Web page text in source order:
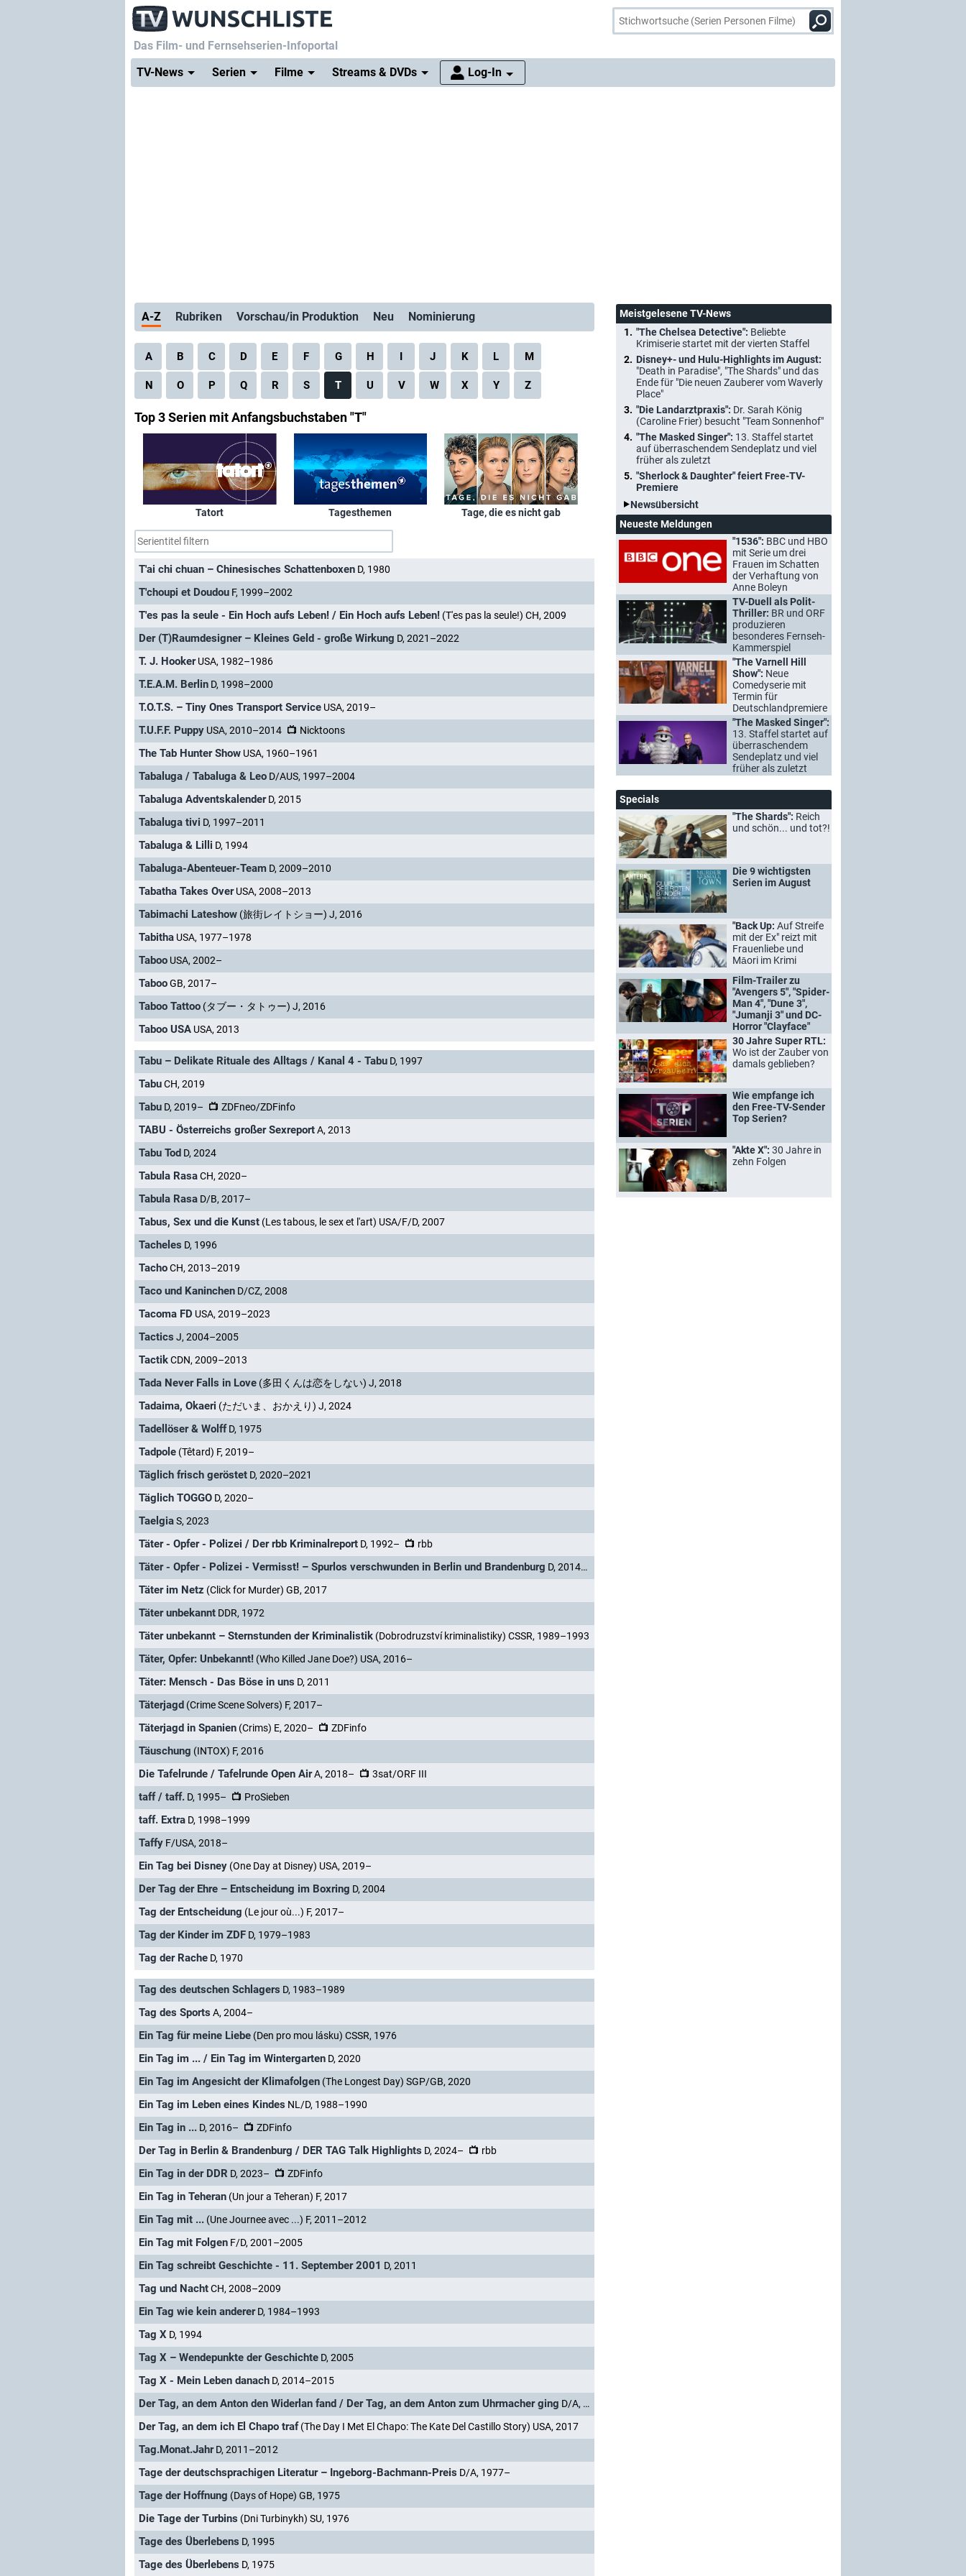
Das Film- und Fernsehserien-Infoportal
TV-News
Serien Filme Streams & DVDs Log-In
A-Z Rubriken Vorschau/in Produktion Neu Nominierung
A B C D E F G H I J K L M
N O P Q R S T U V W X Y Z
Top 3 Serien mit Anfangsbuchstaben "T"
Tatort Tagesthemen Tage, die es nicht gab
T'ai chi chuan – Chinesisches Schattenboxen D, 1980
T'choupi et Doudou F, 1999–2002
T'es pas la seule - Ein Hoch aufs Leben! / Ein Hoch aufs Leben! (T'es pas la seule!) CH, 2009
Der (T)Raumdesigner – Kleines Geld - große Wirkung D, 2021–2022
T. J. Hooker USA, 1982–1986
T.E.A.M. Berlin D, 1998–2000
T.O.T.S. – Tiny Ones Transport Service USA, 2019–
T.U.F.F. Puppy USA, 2010–2014 Nicktoons
The Tab Hunter Show USA, 1960–1961
Tabaluga / Tabaluga & Leo D/AUS, 1997–2004
Tabaluga Adventskalender D, 2015
Tabaluga tivi D, 1997–2011
Tabaluga & Lilli D, 1994
Tabaluga-Abenteuer-Team D, 2009–2010
Tabatha Takes Over USA, 2008–2013
Tabimachi Lateshow (旅街レイトショー) J, 2016
Tabitha USA, 1977–1978
Taboo USA, 2002–
TabooGB, 2017–
Taboo Tattoo (タブー・タトゥー) J, 2016
Taboo USA USA, 2013
Tabu – Delikate Rituale des Alltags / Kanal 4 - Tabu D, 1997
TabuCH, 2019
Tabu D, 2019– ZDFneo/ZDFinfo
TABU - Österreichs großer SexreportA, 2013
Tabu Tod D, 2024
Tabula RasaCH, 2020–
Tabula Rasa D/B, 2017–
Tabus, Sex und die Kunst (Les tabous, le sex et l'art) USA/F/D, 2007
Tacheles D, 1996
TachoCH, 2013–2019
Taco und Kaninchen D/CZ, 2008
Tacoma FD USA, 2019–2023
Tactics J, 2004–2005
TactikCDN, 2009–2013
Tada Never Falls in Love (多田くんは恋をしない) J, 2018
Tadaima, Okaeri (ただいま、おかえり) J, 2024
Tadellöser & Wolff D, 1975
Tadpole (Têtard) F, 2019–
Täglich frisch geröstet D, 2020–2021
Täglich TOGGO D, 2020–
TaelgiaS, 2023
Täter - Opfer - Polizei / Der rbb Kriminalreport D, 1992– rbb
Täter - Opfer - Polizei - Vermisst! – Spurlos verschwunden in Berlin und Brandenburg D, 2014–2016
Täter im Netz (Click for Murder) GB, 2017
Täter unbekannt DDR, 1972
Täter unbekannt – Sternstunden der Kriminalistik (Dobrodruzství kriminalistiky) CSSR, 1989–1993
Täter, Opfer: Unbekannt! (Who Killed Jane Doe?) USA, 2016–
Täter: Mensch - Das Böse in uns D, 2011
Täterjagd (Crime Scene Solvers) F, 2017–
Täterjagd in Spanien (Crims) E, 2020– ZDFinfo
Täuschung (INTOX) F, 2016
Die Tafelrunde / Tafelrunde Open AirA, 2018– 3sat/ORF III
taff / taff. D, 1995– ProSieben
taff. Extra D, 1998–1999
Taffy F/USA, 2018–
Ein Tag bei Disney (One Day at Disney) USA, 2019–
Der Tag der Ehre – Entscheidung im Boxring D, 2004
Tag der Entscheidung (Le jour où...) F, 2017–
Tag der Kinder im ZDF D, 1979–1983
Tag der Rache D, 1970
Tag des deutschen Schlagers D, 1983–1989
Tag des Sports A, 2004–
Ein Tag für meine Liebe (Den pro mou lásku) CSSR, 1976
Ein Tag im ... / Ein Tag im Wintergarten D, 2020
Ein Tag im Angesicht der Klimafolgen (The Longest Day) SGP/GB, 2020
Ein Tag im Leben eines Kindes NL/D, 1988–1990
Ein Tag in ... D, 2016– ZDFinfo
Der Tag in Berlin & Brandenburg / DER TAG Talk Highlights D, 2024– rbb
Ein Tag in der DDR D, 2023– ZDFinfo
Ein Tag in Teheran (Un jour a Teheran) F, 2017
Ein Tag mit ... (Une Journee avec ...) F, 2011–2012
Ein Tag mit Folgen F/D, 2001–2005
Ein Tag schreibt Geschichte - 11. September 2001 D, 2011
Tag und NachtCH, 2008–2009
Ein Tag wie kein anderer D, 1984–1993
Tag X D, 1994
Tag X – Wendepunkte der Geschichte D, 2005
Tag X - Mein Leben danach D, 2014–2015
Der Tag, an dem Anton den Widerlan fand / Der Tag, an dem Anton zum Uhrmacher ging D/A, 1989
Der Tag, an dem ich El Chapo traf (The Day I Met El Chapo: The Kate Del Castillo Story) USA, 2017
Tag.Monat.Jahr D, 2011–2012
Tage der deutschsprachigen Literatur – Ingeborg-Bachmann-Preis D/A, 1977–
Tage der Hoffnung (Days of Hope) GB, 1975
Die Tage der Turbins (Dni Turbinykh) SU, 1976
Tage des Überlebens D, 1995
Tage des Überlebens D, 1975
Meistgelesene TV-News
"The Chelsea Detective": Beliebte
Krimiserie startet mit der vierten Staffel
Disney+- und Hulu-Highlights im August:
"Death in Paradise", "The Shards" und das
Ende für "Die neuen Zauberer vom Waverly
Place"
"Die Landarztpraxis": Dr. Sarah König
(Caroline Frier) besucht "Team Sonnenhof"
"The Masked Singer": 13. Staffel startet
auf überraschendem Sendeplatz und viel
früher als zuletzt
"Sherlock & Daughter" feiert Free-TV-
Premiere
Newsübersicht
Neueste Meldungen
"1536": BBC und HBO
mit Serie um drei
Frauen im Schatten
der Verhaftung von
Anne Boleyn
TV-Duell als Polit-
Thriller: BR und ORF
produzieren
besonderes Fernseh-
Kammerspiel
"The Varnell Hill
Show": Neue
Comedyserie mit
Termin für
Deutschlandpremiere
"The Masked Singer":
13. Staffel startet auf
überraschendem
Sendeplatz und viel
früher als zuletzt
Specials
"The Shards": Reich
und schön... und tot?!
Die 9 wichtigsten
Serien im August
"Back Up: Auf Streife
mit der Ex" reizt mit
Frauenliebe und
Māori im Krimi
Film-Trailer zu
"Avengers 5", "Spider-
Man 4", "Dune 3",
"Jumanji 3" und DC-
Horror "Clayface"
30 Jahre Super RTL:
Wo ist der Zauber von
damals geblieben?
Wie empfange ich
den Free-TV-Sender
Top Serien?
"Akte X": 30 Jahre in
zehn Folgen